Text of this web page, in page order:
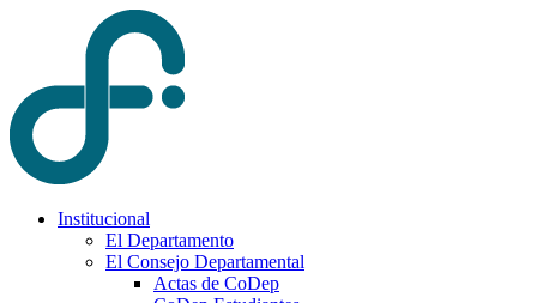
Institucional
El Departamento
El Consejo Departamental
Actas de CoDep